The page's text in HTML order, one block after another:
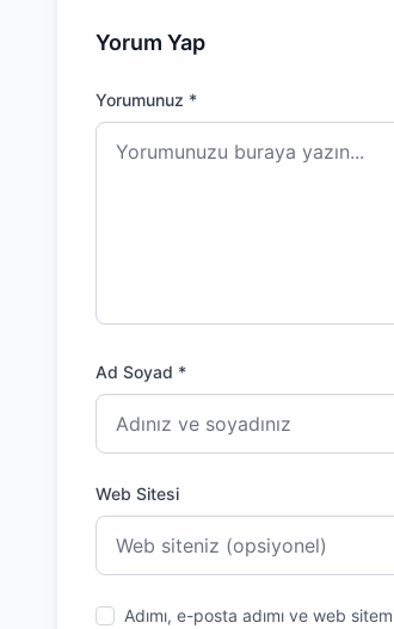
Yorum Yap
Yorumunuz *
Ad Soyad *
Web Sitesi
Adımı, e-posta adımı ve web